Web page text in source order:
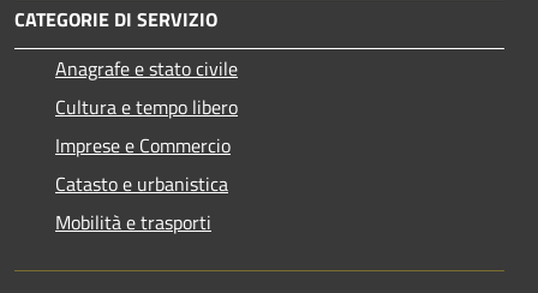
CATEGORIE DI SERVIZIO
Anagrafe e stato civile
Cultura e tempo libero
Imprese e Commercio
Catasto e urbanistica
Mobilità e trasporti